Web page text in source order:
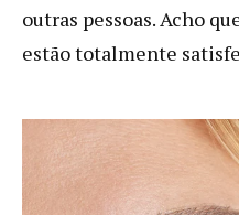
outras pessoas. Acho
estão totalmente